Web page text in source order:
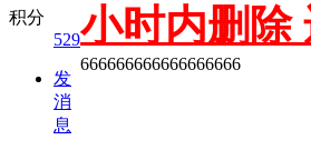
积分
529
发
消
息
小时内删除
666666666666666666